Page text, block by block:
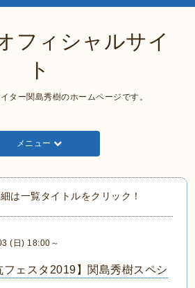
フィシャルサイ
ト
ター関島秀樹のホームページです。
メニュー
は一覧タイトルをクリック！
(日) 18:00～
フェスタ2019】関島秀樹スペシ